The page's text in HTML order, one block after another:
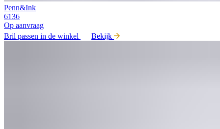
Penn&Ink
6136
Op aanvraag
Bril passen in de winkel
Bekijk